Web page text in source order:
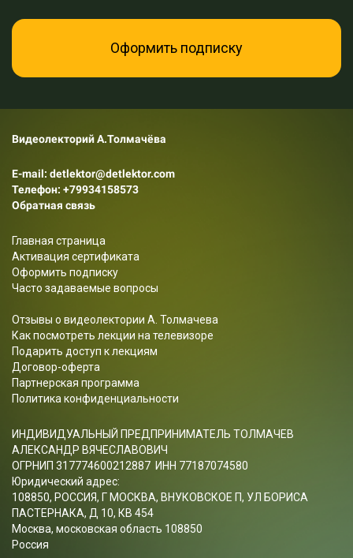
Оформить подписку
Видеолекторий А.Толмачёва
E-mail: detlektor@detlektor.com
Телефон: +79934158573
Обратная связь
Главная страница
Активация сертификата
Оформить подписку
Часто задаваемые вопросы
Отзывы о видеолектории А. Толмачева
Как посмотреть лекции на телевизоре
Подарить доступ к лекциям
Договор-оферта
Партнерская программа
Политика конфиденциальности
ИНДИВИДУАЛЬНЫЙ ПРЕДПРИНИМАТЕЛЬ ТОЛМАЧЕВ
АЛЕКСАНДР ВЯЧЕСЛАВОВИЧ
ОГРНИП 317774600212887 ИНН 77187074580
Юридический адрес:
108850, РОССИЯ, Г МОСКВА, ВНУКОВСКОЕ П, УЛ БОРИСА
ПАСТЕРНАКА, Д 10, КВ 454
Москва, московская область 108850
Россия